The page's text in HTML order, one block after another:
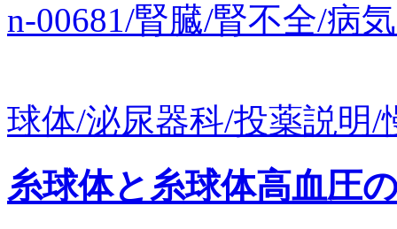
n-00681/腎臓/腎不全/病
球体/泌尿器科/投薬説明/
糸球体と糸球体高血圧